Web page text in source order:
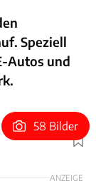
Speziell
Autos und
Foto: Rossen Gargolov
58 Bilder
ANZEIGE